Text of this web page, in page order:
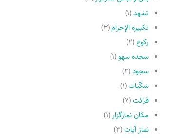
تشهد(۱)
تکبیره الإحرام(۳)
رکوع(۲)
سجده سهو(۱)
سجود(۳)
شکّیات(۱)
قرائت(۷)
مکان نمازگزار (۱)
نماز آیات(۴)